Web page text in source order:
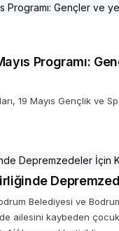
Programı:
19 Mayıs Gençlik ve
Belediyesi ve
ailesini kaybeden